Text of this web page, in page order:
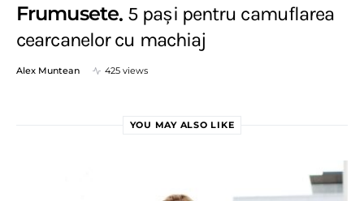
Frumusete 5 pași pentru camuflarea
cearcanelor cu machiaj
Alex Muntean 425 views
YOU MAY ALSO LIKE